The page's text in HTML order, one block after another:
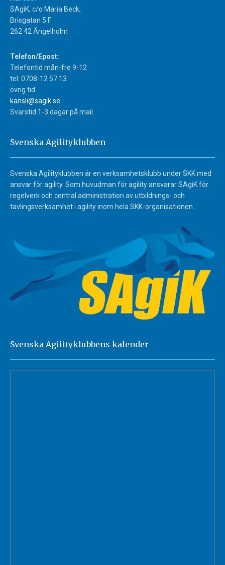
SAgiK, c/o Maria Beck,
Brisgatan 5 F
262 42 Ängelholm
Telefon/Epost:
Telefontid mån-fre 9-12
tel: 0708-12 57 13
övrig tid
kansli@sagik.se
Svarstid 1-3 dagar på mail.
Svenska Agilityklubben
Svenska Agilityklubben är en verksamhetsklubb under SKK med
ansvar för agility. Som huvudman för agility ansvarar SAgiK för
regelverk och central administration av utbildnings- och
tävlingsverksamhet i agility inom hela SKK-organisationen.
Svenska Agilityklubbens kalender